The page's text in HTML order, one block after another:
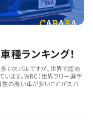
種ランキング！
いスバルですが、世界で認め
ます。WRC（世界ラリー選手
性の高い車が多いことがスバ